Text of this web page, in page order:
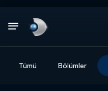
Tümü Bölümler